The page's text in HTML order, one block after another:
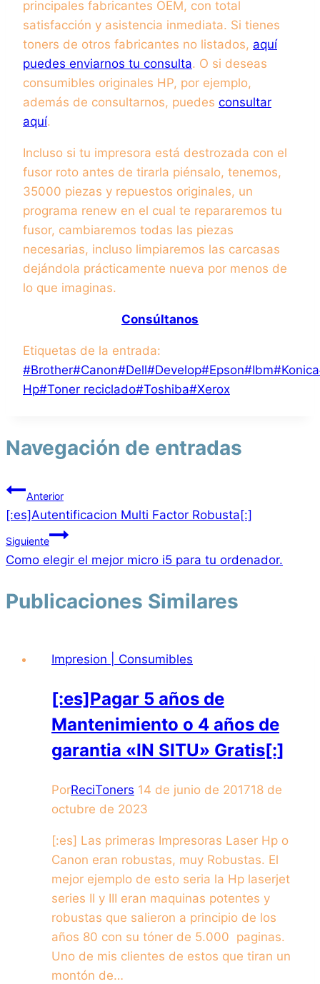
principales fabricantes OEM, con total
satisfacción y asistencia inmediata. Si tienes
toners de otros fabricantes no listados, aquí
puedes enviarnos tu consulta. O si deseas
consumibles originales HP, por ejemplo,
además de consultarnos, puedes consultar
aquí.
Incluso si tu impresora está destrozada con el
fusor roto antes de tirarla piénsalo, tenemos,
35000 piezas y repuestos originales, un
programa renew en el cual te repararemos tu
fusor, cambiaremos todas las piezas
necesarias, incluso limpiaremos las carcasas
dejándola prácticamente nueva por menos de
lo que imaginas.
Consúltanos
Etiquetas de la entrada:
#Brother#Canon#Dell#Develop#Epson#Ibm#Konica
Hp#Toner reciclado#Toshiba#Xerox
Navegación de entradas
Anterior
[:es]Autentificacion Multi Factor Robusta[:]
Siguiente
Como elegir el mejor micro i5 para tu ordenador.
Publicaciones Similares
Impresion | Consumibles
[:es]Pagar 5 años de
Mantenimiento o 4 años de
garantia «IN SITU» Gratis[:]
PorReciToners 14 de junio de 201718 de
octubre de 2023
[:es] Las primeras Impresoras Laser Hp o
Canon eran robustas, muy Robustas. El
mejor ejemplo de esto seria la Hp laserjet
series II y III eran maquinas potentes y
robustas que salieron a principio de los
años 80 con su tóner de 5.000 paginas.
Uno de mis clientes de estos que tiran un
montón de…